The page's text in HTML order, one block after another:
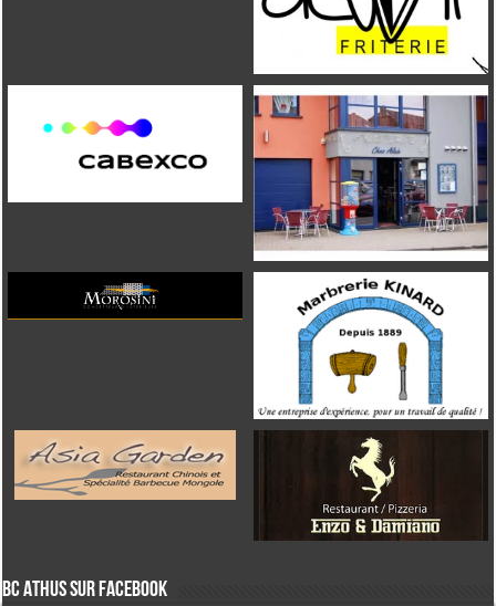
Bc Athus sur Facebook